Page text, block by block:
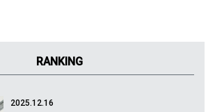
RANKING
2025.12.16